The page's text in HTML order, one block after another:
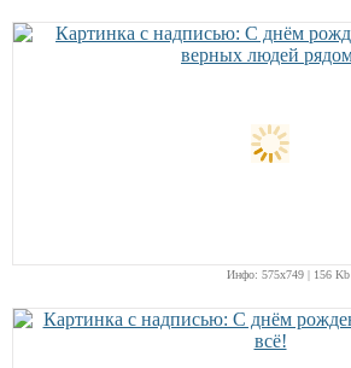
РЕКЛАМА
РЕКЛАМА
РЕКЛАМА
РЕКЛАМА
Инфо: 575х749 | 156 Kb